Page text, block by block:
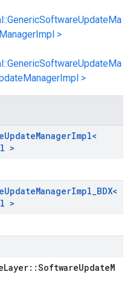
>
>
UpdateManagerImpl<
>
UpdateManagerImpl_BDX<
>